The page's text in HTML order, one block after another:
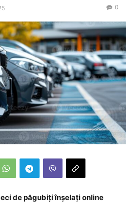
0
de păgubiți înșelați online